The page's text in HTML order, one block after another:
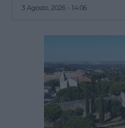
3 Agosto, 2026 - 14:06